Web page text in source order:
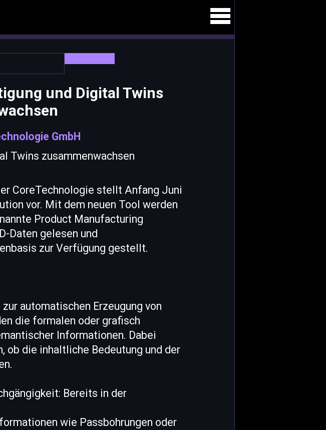
und Digital Twins
GmbH
CoreTechnologie stellt Anfang Juni
vor. Mit dem neuen Tool werden
Product Manufacturing
Daten gelesen und
zur Verfügung gestellt.
automatischen Erzeugung von
die formalen oder grafisch
Informationen. Dabei
ob die inhaltliche Bedeutung und der
Bereits in der
wie Passbohrungen oder